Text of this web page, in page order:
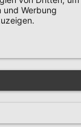
und Werbung